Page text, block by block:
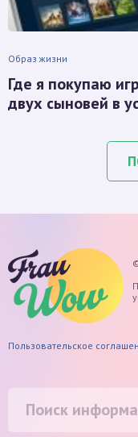
Образ жизни
Где я покупаю
двух сыновей в
Пользовательское